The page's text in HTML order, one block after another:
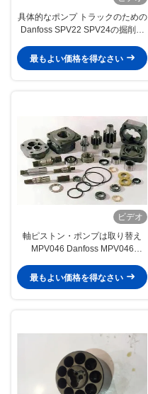
具体的なポンプ トラックのための
Danfoss SPV22 SPV24の掘削機
最もよい価格を得なさい
ビデオ
軸ピストン・ポンプは取り替え
MPV046 Danfoss MPV046
最もよい価格を得なさい